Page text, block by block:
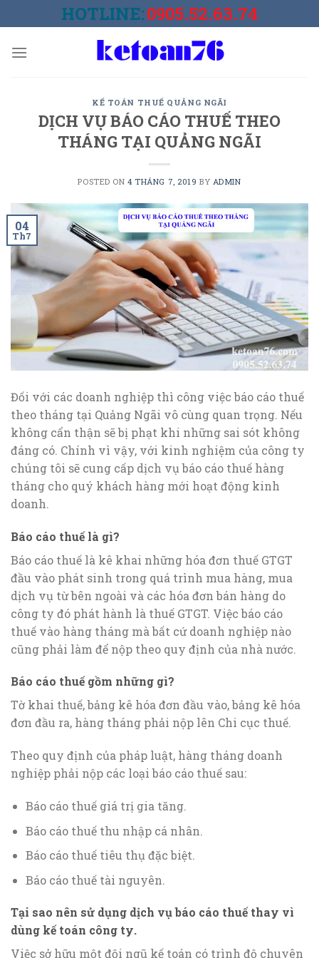
to
HOTLINE:0905.52.63.74
KẾ TOÁN THUẾ QUẢNG NGÃI
DỊCH VỤ BÁO CÁO THUẾ THEO
THÁNG TẠI QUẢNG NGÃI
POSTED ON4 THÁNG 7, 2019 BY ADMIN
04
Th7
Đối với các doanh nghiệp thì công việc báo cáo thuế
theo tháng tại Quảng Ngãi vô cùng quan trọng. Nếu
không cẩn thận sẽ bị phạt khi những sai sót không
đáng có. Chính vì vậy, với kinh nghiệm của công ty
chúng tôi sẽ cung cấp dịch vụ báo cáo thuế hàng
tháng cho quý khách hàng mới hoạt động kinh
doanh.
Báo cáo thuế là gì?
Báo cáo thuế là kê khai những hóa đơn thuế GTGT
đầu vào phát sinh trong quá trình mua hàng, mua
dịch vụ từ bên ngoài và các hóa đơn bán hàng do
công ty đó phát hành là thuế GTGT. Việc báo cáo
thuế vào hàng tháng mà bất cứ doanh nghiệp nào
cũng phải làm để nộp theo quy định của nhà nước.
Báo cáo thuế gồm những gì?
Tờ khai thuế, bảng kê hóa đơn đầu vào, bảng kê hóa
đơn đầu ra, hàng tháng phải nộp lên Chi cục thuế.
Theo quy định của pháp luật, hàng tháng doanh
nghiệp phải nộp các loại báo cáo thuế sau:
Báo cáo thuế giá trị gia tăng.
Báo cáo thuế thu nhập cá nhân.
Báo cáo thuế tiêu thụ đặc biệt.
Báo cáo thuế tài nguyên.
Tại sao nên sử dụng dịch vụ báo cáo thuế thay vì
dùng kế toán công ty.
Việc sở hữu một đội ngũ kế toán có trình độ chuyên